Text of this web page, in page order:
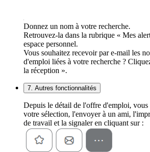
Donnez un nom à votre recherche.
Retrouvez-la dans la rubrique « Mes
espace personnel.
Vous souhaitez recevoir par e-mail les
d'emploi liées à votre recherche ?
la réception ».
7. Autres fonctionnalités
Depuis le détail de l'offre d'emploi, vous
votre sélection, l'envoyer à un ami,
de travail et la signaler en cliquant sur :